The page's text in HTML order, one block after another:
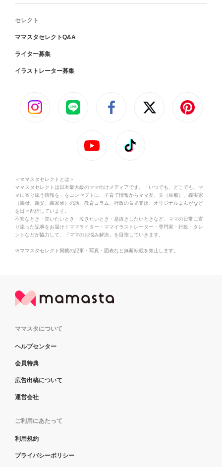
セレクト
ママスタセレクトQ&A
ライター募集
イラストレーター募集
＜ママスタセレクトとは＞
ママスタセレクトは日本最大級のママ向けメディアです。「いつでも、どこでも、マ
マに寄り添う情報を」をコンセプトに、子育て情報からママ友、夫（旦那）、義実家
（義母、義父、義家族）の話、教育コラム、行政の育児支援、オリジナルまんがなど
を日々配信しています。
不安なとき・笑いたいとき・泣きたいとき・息抜きしたいときなど、ママの日常に寄
り添った記事をお届け！ママライター・ママイラストレーター・専門家・行政・タレ
ントなどが協力して、「ママのお悩み解決」を目指していきます。
※ママスタセレクト掲載の記事・写真・図表など無断転載を禁止します。
ママスタについて
ヘルプセンター
会員特典
広告出稿について
運営会社
ご利用にあたって
利用規約
プライバシーポリシー